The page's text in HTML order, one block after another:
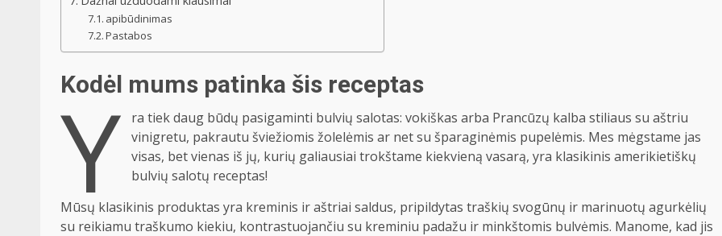
apibūdinimas
Pastabos
Kodėl mums patinka šis receptas
Y ra tiek daug būdų pasigaminti bulvių salotas: vokiškas arba Prancūzų kalba stiliaus su aštriu
vinigretu, pakrautu šviežiomis žolelėmis ar net su šparaginėmis pupelėmis. Mes mėgstame jas
visas, bet vienas iš jų, kurių galiausiai trokštame kiekvieną vasarą, yra klasikinis amerikietiškų
bulvių salotų receptas!
Mūsų klasikinis produktas yra kreminis ir aštriai saldus, pripildytas traškių svogūnų ir marinuotų agurkėlių
su reikiamu traškumo kiekiu, kontrastuojančiu su kreminiu padažu ir minkštomis bulvėmis. Manome, kad jis